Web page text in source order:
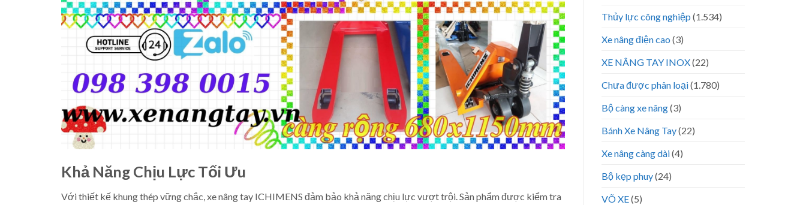
Khả Năng Chịu Lực Tối Ưu
Với thiết kế khung thép vững chắc, xe nâng tay ICHIMENS đảm bảo khả năng chịu lực vượt trội. Sản phẩm được kiểm tra
Thủy lực công nghiệp (1.534)
Xe nâng điện cao (3)
XE NÂNG TAY INOX(22)
Chưa được phân loại(1.780)
Bộ càng xe nâng(3)
Bánh Xe Nâng Tay(22)
Xe nâng càng dài(4)
Bộ kẹp phuy(24)
VÕ XE(5)